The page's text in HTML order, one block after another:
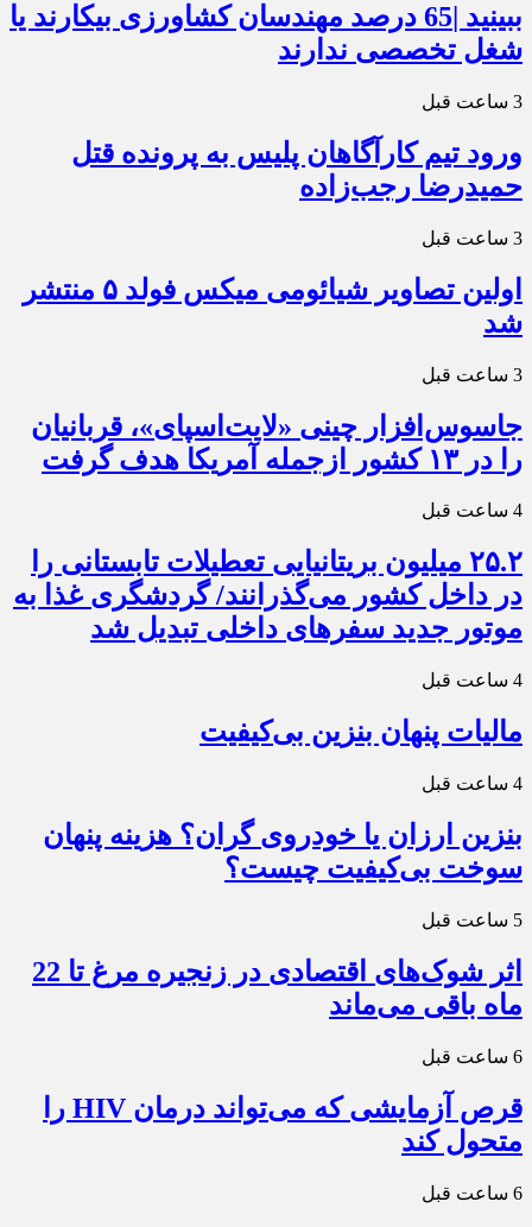
ببینید |65 درصد مهندسان کشاورزی بیکارند یا
شغل تخصصی ندارند
3 ساعت قبل
ورود تیم کارآگاهان پلیس به پرونده قتل
حمیدرضا رجب‌زاده
3 ساعت قبل
اولین تصاویر شیائومی میکس فولد ۵ منتشر
شد
3 ساعت قبل
جاسوس‌افزار چینی «لایت‌اسپای»، قربانیان
را در ۱۳ کشور ازجمله آمریکا هدف گرفت
4 ساعت قبل
۲۵.۲ میلیون بریتانیایی تعطیلات تابستانی را
در داخل کشور می‌گذرانند/ گردشگری غذا به
موتور جدید سفرهای داخلی تبدیل شد
4 ساعت قبل
مالیات پنهان بنزین بی‌کیفیت
4 ساعت قبل
بنزین ارزان یا خودروی گران؟ هزینه پنهان
سوخت بی‌کیفیت چیست؟
5 ساعت قبل
اثر شوک‌های اقتصادی در زنجیره مرغ تا 22
ماه باقی می‌ماند
6 ساعت قبل
قرص آزمایشی که می‌تواند درمان HIV را
متحول کند
6 ساعت قبل